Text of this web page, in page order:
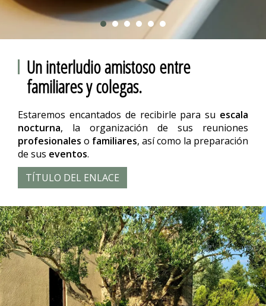
Un interludio amistoso entre
familiares y colegas.
Estaremos encantados de recibirle para su escala
nocturna, la organización de sus reuniones
profesionales o familiares, así como la preparación
de sus eventos.
TÍTULO DEL ENLACE